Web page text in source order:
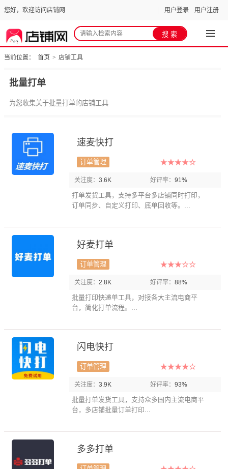
您好，欢迎访问店铺网 用户登录 用户注册
当前位置： 首页 > 店铺工具
批量打单
为您收集关于批量打单的店铺工具
速麦快打
订单管理
关注度： 3.6K 好评率： 91%
打单发货工具，支持多平台多店铺同时打印，
订单同步、自定义打印、底单回收等。...
好麦打单
订单管理
关注度： 2.8K 好评率： 88%
批量打印快递单工具，对接各大主流电商平
台，简化打单流程。...
闪电快打
订单管理
关注度： 3.9K 好评率： 93%
批量打单发货工具，支持众多国内主流电商平
台，多店铺批量订单打印...
多多打单